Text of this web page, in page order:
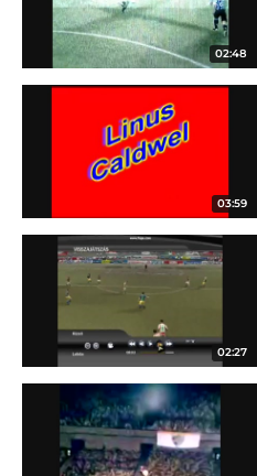
02:48
03:59
02:27